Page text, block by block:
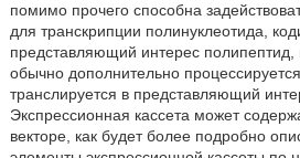
помимо прочего способна
для транскрипции полинуклеотида,
представляющий интерес полипептид,
обычно дополнительно
транслируется в представляющий
Экспрессионная кассета может
векторе, как будет более подробно